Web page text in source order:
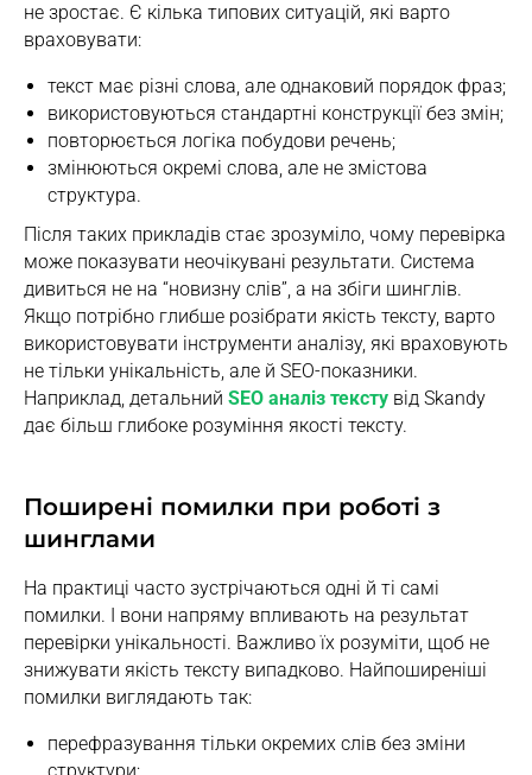
не зростає. Є кілька типових ситуацій, які варто
враховувати:
текст має різні слова, але однаковий порядок фраз;
використовуються стандартні конструкції без змін;
повторюється логіка побудови речень;
змінюються окремі слова, але не змістова
структура.
Після таких прикладів стає зрозуміло, чому перевірка
може показувати неочікувані результати. Система
дивиться не на “новизну слів”, а на збіги шинглів.
Якщо потрібно глибше розібрати якість тексту, варто
використовувати інструменти аналізу, які враховують
не тільки унікальність, але й SEO-показники.
Наприклад, детальний SEO аналіз тексту від Skandy
дає більш глибоке розуміння якості тексту.
Поширені помилки при роботі з
шинглами
На практиці часто зустрічаються одні й ті самі
помилки. І вони напряму впливають на результат
перевірки унікальності. Важливо їх розуміти, щоб не
знижувати якість тексту випадково. Найпоширеніші
помилки виглядають так:
перефразування тільки окремих слів без зміни
структури;